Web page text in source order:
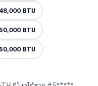
48,000 BTU
BTU
BTU